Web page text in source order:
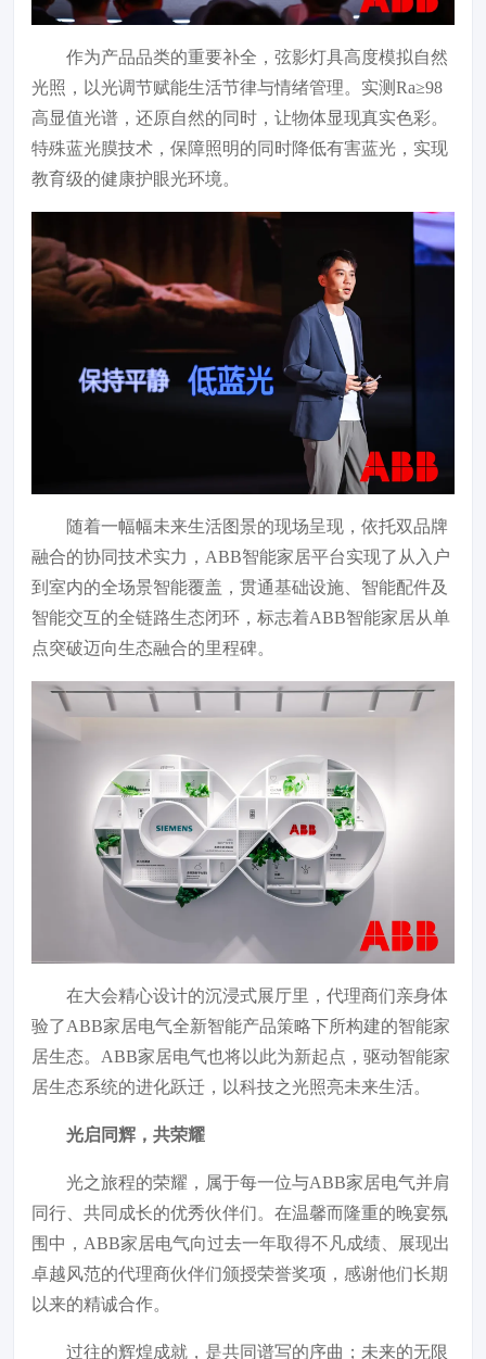
作为产品品类的重要补全，弦影灯具高度模拟自然
光照，以光调节赋能生活节律与情绪管理。实测Ra≥98
高显值光谱，还原自然的同时，让物体显现真实色彩。
特殊蓝光膜技术，保障照明的同时降低有害蓝光，实现
教育级的健康护眼光环境。
随着一幅幅未来生活图景的现场呈现，依托双品牌
融合的协同技术实力，ABB智能家居平台实现了从入户
到室内的全场景智能覆盖，贯通基础设施、智能配件及
智能交互的全链路生态闭环，标志着ABB智能家居从单
点突破迈向生态融合的里程碑。
在大会精心设计的沉浸式展厅里，代理商们亲身体
验了ABB家居电气全新智能产品策略下所构建的智能家
居生态。ABB家居电气也将以此为新起点，驱动智能家
居生态系统的进化跃迁，以科技之光照亮未来生活。
光启同辉，共荣耀
光之旅程的荣耀，属于每一位与ABB家居电气并肩
同行、共同成长的优秀伙伴们。在温馨而隆重的晚宴氛
围中，ABB家居电气向过去一年取得不凡成绩、展现出
卓越风范的代理商伙伴们颁授荣誉奖项，感谢他们长期
以来的精诚合作。
过往的辉煌成就，是共同谱写的序曲；未来的无限